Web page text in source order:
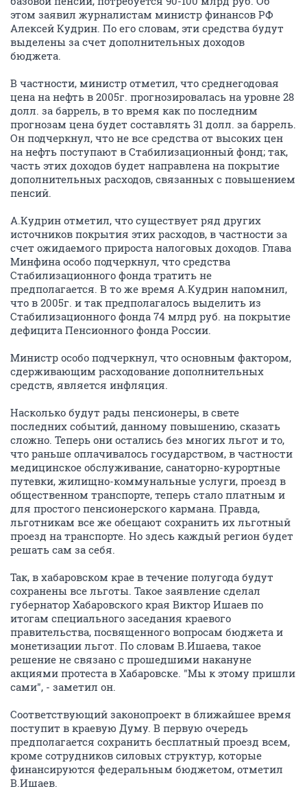
этом заявил журналистам министр финансов РФ
Алексей Кудрин. По его словам, эти средства будут
выделены за счет дополнительных доходов
бюджета.
В частности, министр отметил, что среднегодовая
цена на нефть в 2005г. прогнозировалась на уровне 28
долл. за баррель, в то время как по последним
прогнозам цена будет составлять 31 долл. за баррель.
Он подчеркнул, что не все средства от высоких цен
на нефть поступают в Стабилизационный фонд; так,
часть этих доходов будет направлена на покрытие
дополнительных расходов, связанных с повышением
пенсий.
А.Кудрин отметил, что существует ряд других
источников покрытия этих расходов, в частности за
счет ожидаемого прироста налоговых доходов. Глава
Минфина особо подчеркнул, что средства
Стабилизационного фонда тратить не
предполагается. В то же время А.Кудрин напомнил,
что в 2005г. и так предполагалось выделить из
Стабилизационного фонда 74 млрд руб. на покрытие
дефицита Пенсионного фонда России.
Министр особо подчеркнул, что основным фактором,
сдерживающим расходование дополнительных
средств, является инфляция.
Насколько будут рады пенсионеры, в свете
последних событий, данному повышению, сказать
сложно. Теперь они остались без многих льгот и то,
что раньше оплачивалось государством, в частности
медицинское обслуживание, санаторно-курортные
путевки, жилищно-коммунальные услуги, проезд в
общественном транспорте, теперь стало платным и
для простого пенсионерского кармана. Правда,
льготникам все же обещают сохранить их льготный
проезд на транспорте. Но здесь каждый регион будет
решать сам за себя.
Так, в хабаровском крае в течение полугода будут
сохранены все льготы. Такое заявление сделал
губернатор Хабаровского края Виктор Ишаев по
итогам специального заседания краевого
правительства, посвященного вопросам бюджета и
монетизации льгот. По словам В.Ишаева, такое
решение не связано с прошедшими накануне
акциями протеста в Хабаровске. "Мы к этому пришли
сами", - заметил он.
Соответствующий законопроект в ближайшее время
поступит в краевую Думу. В первую очередь
предполагается сохранить бесплатный проезд всем,
кроме сотрудников силовых структур, которые
финансируются федеральным бюджетом, отметил
В.Ишаев.